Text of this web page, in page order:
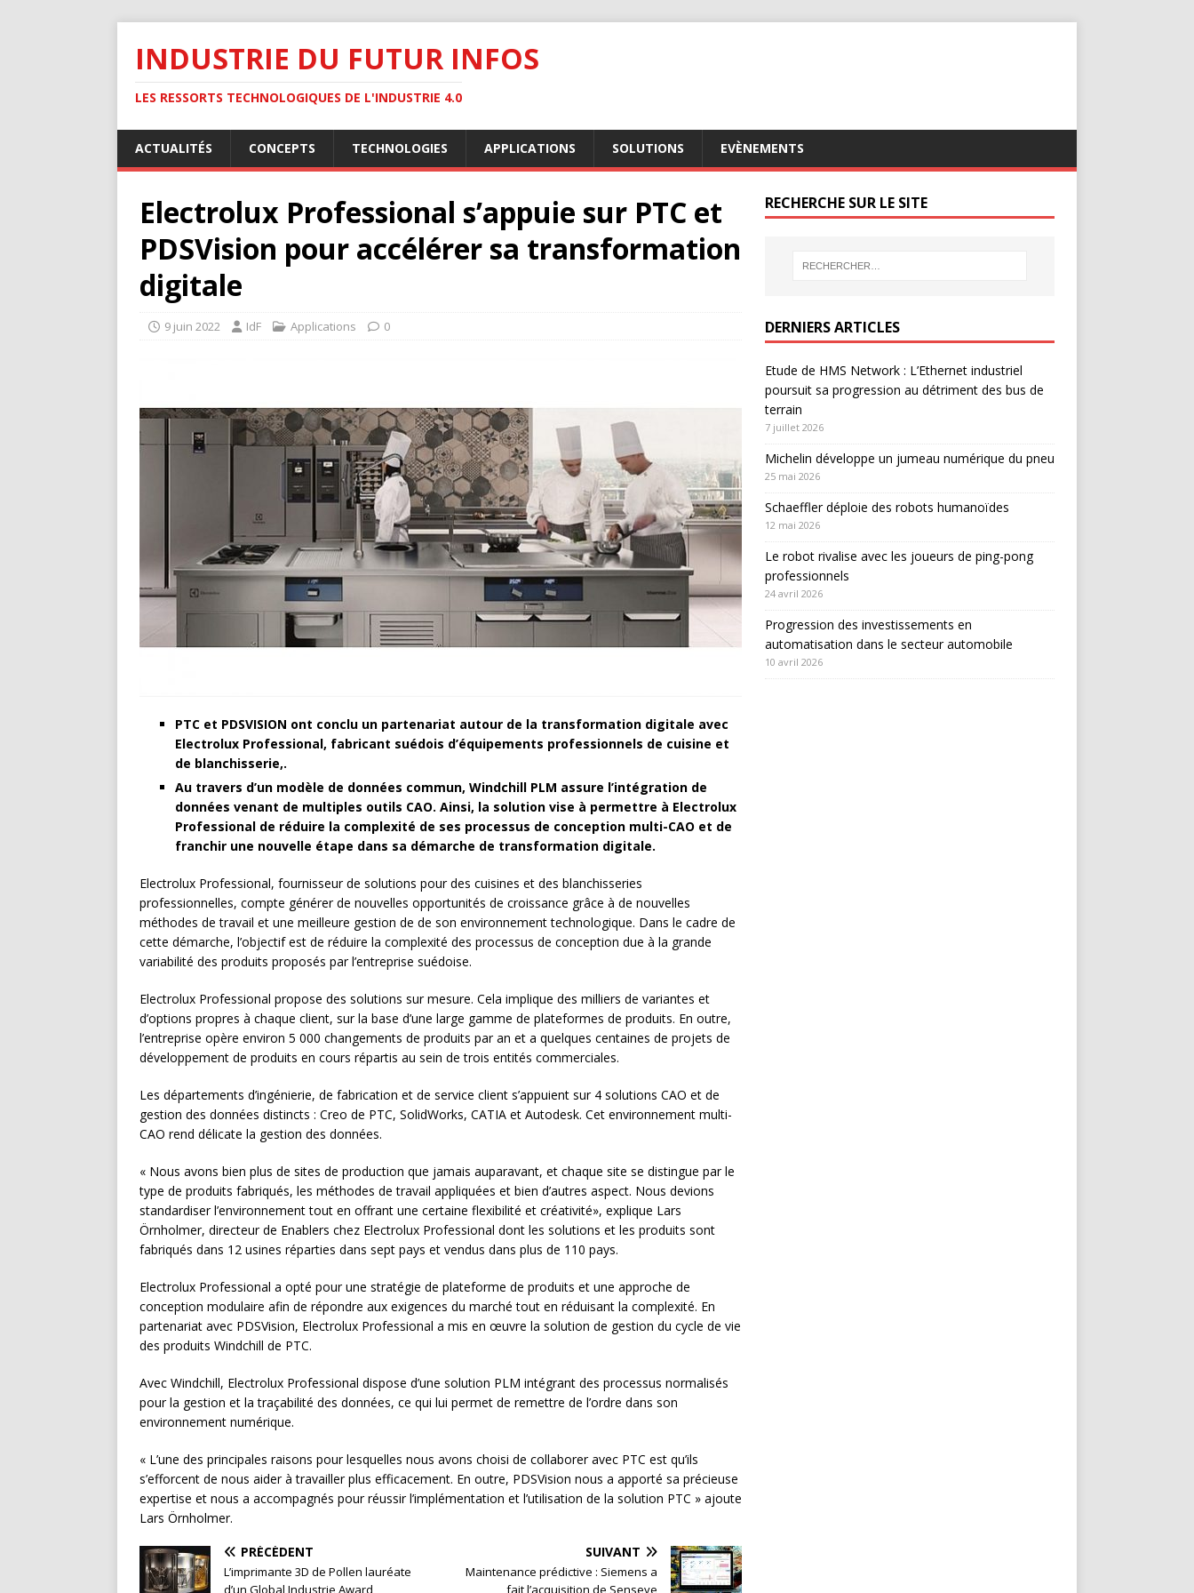
INDUSTRIE DU FUTUR INFOS
LES RESSORTS TECHNOLOGIQUES DE L'INDUSTRIE 4.0
ACTUALITÉS CONCEPTS TECHNOLOGIES APPLICATIONS SOLUTIONS EVÈNEMENTS
Electrolux Professional s’appuie sur PTC et
PDSVision pour accélérer sa transformation
digitale
9 juin 2022 IdF Applications 0
PTC et PDSVISION ont conclu un partenariat autour de la transformation digitale avec
Electrolux Professional, fabricant suédois d’équipements professionnels de cuisine et
de blanchisserie,.
Au travers d’un modèle de données commun, Windchill PLM assure l’intégration de
données venant de multiples outils CAO. Ainsi, la solution vise à permettre à Electrolux
Professional de réduire la complexité de ses processus de conception multi-CAO et de
franchir une nouvelle étape dans sa démarche de transformation digitale.
Electrolux Professional, fournisseur de solutions pour des cuisines et des blanchisseries
professionnelles, compte générer de nouvelles opportunités de croissance grâce à de nouvelles
méthodes de travail et une meilleure gestion de de son environnement technologique. Dans le cadre de
cette démarche, l’objectif est de réduire la complexité des processus de conception due à la grande
variabilité des produits proposés par l’entreprise suédoise.
Electrolux Professional propose des solutions sur mesure. Cela implique des milliers de variantes et
d’options propres à chaque client, sur la base d’une large gamme de plateformes de produits. En outre,
l’entreprise opère environ 5 000 changements de produits par an et a quelques centaines de projets de
développement de produits en cours répartis au sein de trois entités commerciales.
Les départements d’ingénierie, de fabrication et de service client s’appuient sur 4 solutions CAO et de
gestion des données distincts : Creo de PTC, SolidWorks, CATIA et Autodesk. Cet environnement multi-
CAO rend délicate la gestion des données.
« Nous avons bien plus de sites de production que jamais auparavant, et chaque site se distingue par le
type de produits fabriqués, les méthodes de travail appliquées et bien d’autres aspect. Nous devions
standardiser l’environnement tout en offrant une certaine flexibilité et créativité», explique Lars
Örnholmer, directeur de Enablers chez Electrolux Professional dont les solutions et les produits sont
fabriqués dans 12 usines réparties dans sept pays et vendus dans plus de 110 pays.
Electrolux Professional a opté pour une stratégie de plateforme de produits et une approche de
conception modulaire afin de répondre aux exigences du marché tout en réduisant la complexité. En
partenariat avec PDSVision, Electrolux Professional a mis en œuvre la solution de gestion du cycle de vie
des produits Windchill de PTC.
Avec Windchill, Electrolux Professional dispose d’une solution PLM intégrant des processus normalisés
pour la gestion et la traçabilité des données, ce qui lui permet de remettre de l’ordre dans son
environnement numérique.
« L’une des principales raisons pour lesquelles nous avons choisi de collaborer avec PTC est qu’ils
s’efforcent de nous aider à travailler plus efficacement. En outre, PDSVision nous a apporté sa précieuse
expertise et nous a accompagnés pour réussir l’implémentation et l’utilisation de la solution PTC » ajoute
Lars Örnholmer.
PRÉCÉDENT
L’imprimante 3D de Pollen lauréate
d’un Global Industrie Award
SUIVANT
Maintenance prédictive : Siemens a
fait l’acquisition de Senseye
RECHERCHE SUR LE SITE
DERNIERS ARTICLES
Etude de HMS Network : L’Ethernet industriel
poursuit sa progression au détriment des bus de
terrain
7 juillet 2026
Michelin développe un jumeau numérique du pneu
25 mai 2026
Schaeffler déploie des robots humanoïdes
12 mai 2026
Le robot rivalise avec les joueurs de ping-pong
professionnels
24 avril 2026
Progression des investissements en
automatisation dans le secteur automobile
10 avril 2026